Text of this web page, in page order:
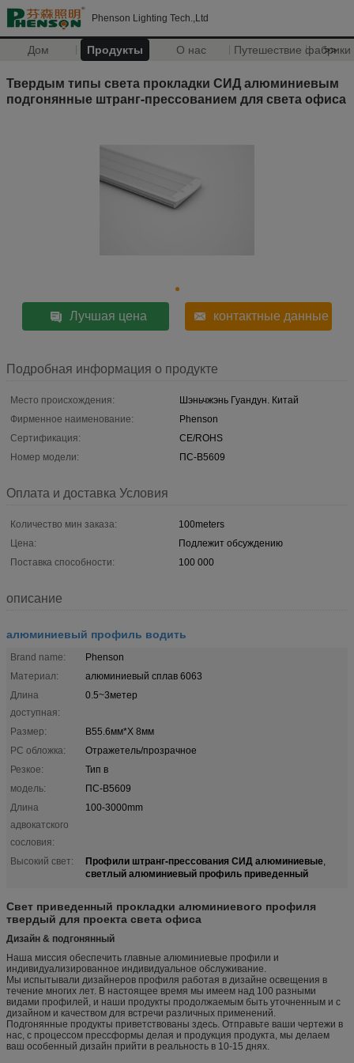
Phenson Lighting Tech.,Ltd
Дом Продукты О нас Путешествие фабрики
>>
Твердым типы света прокладки СИД алюминиевым
подгонянные штранг-прессованием для света офиса
Лучшая цена контактные данные
Подробная информация о продукте
Место происхождения:
Шэньчжэнь Гуандун. Китай
Фирменное наименование:
Phenson
Сертификация:
CE/ROHS
Номер модели:
ПС-В5609
Оплата и доставка Условия
Количество мин заказа:
100meters
Цена:
Подлежит обсуждению
Поставка способности:
100 000
описание
алюминиевый профиль водить
Brand name:
Phenson
Материал:
алюминиевый сплав 6063
Длина
доступная:
0.5~3метер
Размер:
В55.6мм*Х 8мм
PC обложка:
Отражетель/прозрачное
Резкое:
Тип в
модель:
ПС-В5609
Длина
адвокатского
сословия:
100-3000mm
Высокий свет: Профили штранг-прессования СИД алюминиевые,
светлый алюминиевый профиль приведенный
Свет приведенный прокладки алюминиевого профиля
твердый для проекта света офиса
Дизайн & подгонянный
Наша миссия обеспечить главные алюминиевые профили и
индивидуализированное индивидуальное обслуживание.
Мы испытывали дизайнеров профиля работая в дизайне освещения в
течение многих лет. В настоящее время мы имеем над 100 разными
видами профилей, и наши продукты продолжаемым быть уточненным и с
дизайном и качеством для встречи различных применений.
Подгонянные продукты приветствованы здесь. Отправьте ваши чертежи в
нас, с процессом прессформы делая и продукция продукта, мы делаем
ваш особенный дизайн прийти в реальность в 10-15 днях.